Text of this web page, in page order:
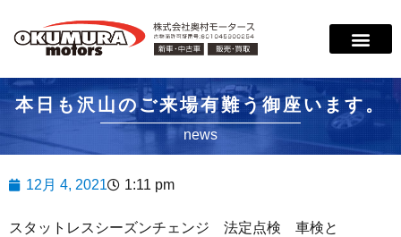
本日も沢山のご来場有難う御座います。
news
12月 4, 2021 1:11 pm
スタットレスシーズンチェンジ 法定点検 車検と